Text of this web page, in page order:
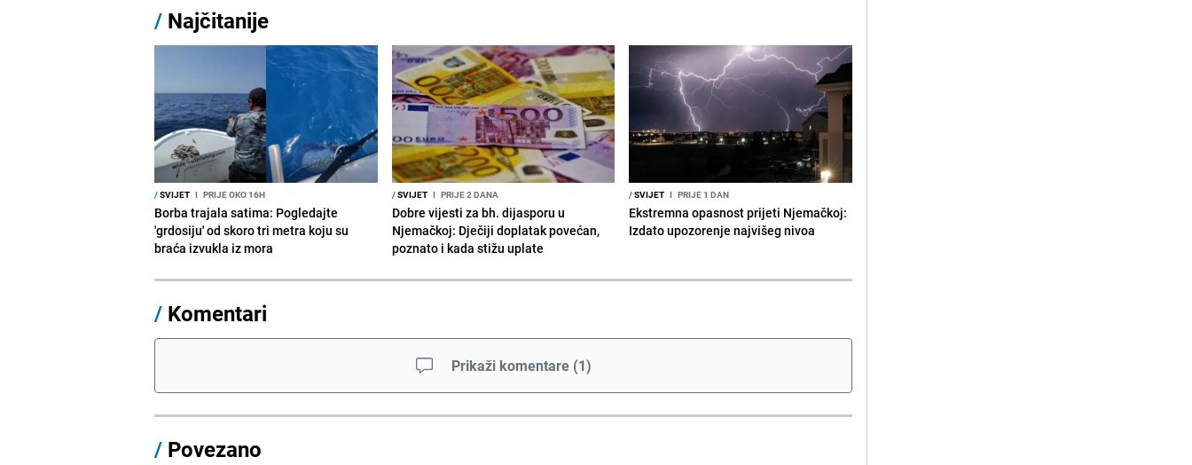
/ Najčitanije
/SVIJET I PRIJE OKO 16H
Borba trajala satima: Pogledajte
'grdosiju' od skoro tri metra koju su
braća izvukla iz mora
/SVIJET I PRIJE 2 DANA
Dobre vijesti za bh. dijasporu u
Njemačkoj: Dječiji doplatak povećan,
poznato i kada stižu uplate
/SVIJET I PRIJE 1 DAN
Ekstremna opasnost prijeti Njemačkoj:
Izdato upozorenje najvišeg nivoa
/ Komentari
Prikaži komentare (1)
/ Povezano